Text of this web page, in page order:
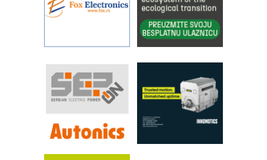
YAMADA pumpe – japanska
pouzdanost u transferu fluida
Filtration Group Industrial – Napredna
rešenja za filtraciju u hidrauličkim i
RILINEX kompanije Rittal
FANUC: Najbolje za vašu pametnu
automatizaciju
Efikasno upravljanje energijom
Automatizacija pakovanja · Display